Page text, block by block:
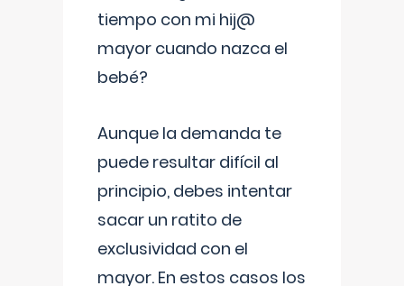
tiempo con mi hij@
mayor cuando nazca el
bebé?
Aunque la demanda te
puede resultar difícil al
principio, debes intentar
sacar un ratito de
exclusividad con el
mayor. En estos casos los